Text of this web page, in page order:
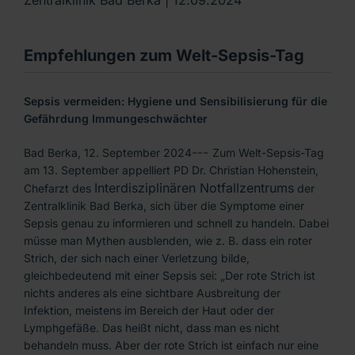
Empfehlungen zum Welt-Sepsis-Tag
Sepsis vermeiden: Hygiene und Sensibilisierung für die
Gefährdung Immungeschwächter
Bad Berka, 12. September 2024--- Zum Welt-Sepsis-Tag
am 13. September appelliert PD Dr. Christian Hohenstein,
Chefarzt des Interdisziplinären Notfallzentrums der
Zentralklinik Bad Berka, sich über die Symptome einer
Sepsis genau zu informieren und schnell zu handeln. Dabei
müsse man Mythen ausblenden, wie z. B. dass ein roter
Strich, der sich nach einer Verletzung bilde,
gleichbedeutend mit einer Sepsis sei: „Der rote Strich ist
nichts anderes als eine sichtbare Ausbreitung der
Infektion, meistens im Bereich der Haut oder der
Lymphgefäße. Das heißt nicht, dass man es nicht
behandeln muss. Aber der rote Strich ist einfach nur eine